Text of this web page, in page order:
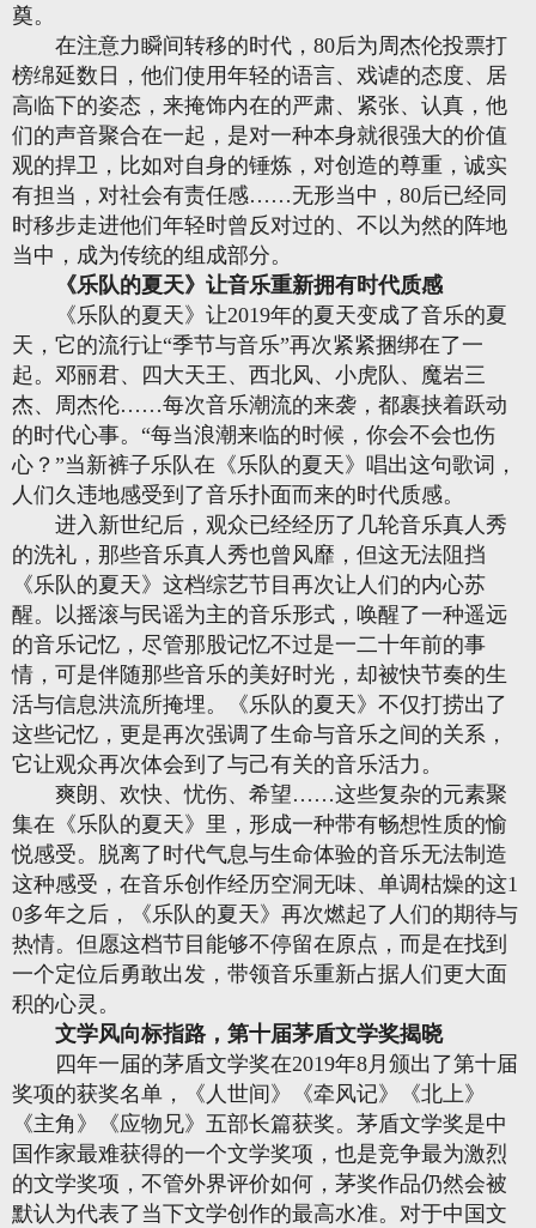
奠。
在注意力瞬间转移的时代，80后为周杰伦投票打
榜绵延数日，他们使用年轻的语言、戏谑的态度、居
高临下的姿态，来掩饰内在的严肃、紧张、认真，他
们的声音聚合在一起，是对一种本身就很强大的价值
观的捍卫，比如对自身的锤炼，对创造的尊重，诚实
有担当，对社会有责任感……无形当中，80后已经同
时移步走进他们年轻时曾反对过的、不以为然的阵地
当中，成为传统的组成部分。
《乐队的夏天》让音乐重新拥有时代质感
《乐队的夏天》让2019年的夏天变成了音乐的夏
天，它的流行让“季节与音乐”再次紧紧捆绑在了一
起。邓丽君、四大天王、西北风、小虎队、魔岩三
杰、周杰伦……每次音乐潮流的来袭，都裹挟着跃动
的时代心事。“每当浪潮来临的时候，你会不会也伤
心？”当新裤子乐队在《乐队的夏天》唱出这句歌词，
人们久违地感受到了音乐扑面而来的时代质感。
进入新世纪后，观众已经经历了几轮音乐真人秀
的洗礼，那些音乐真人秀也曾风靡，但这无法阻挡
《乐队的夏天》这档综艺节目再次让人们的内心苏
醒。以摇滚与民谣为主的音乐形式，唤醒了一种遥远
的音乐记忆，尽管那股记忆不过是一二十年前的事
情，可是伴随那些音乐的美好时光，却被快节奏的生
活与信息洪流所掩埋。《乐队的夏天》不仅打捞出了
这些记忆，更是再次强调了生命与音乐之间的关系，
它让观众再次体会到了与己有关的音乐活力。
爽朗、欢快、忧伤、希望……这些复杂的元素聚
集在《乐队的夏天》里，形成一种带有畅想性质的愉
悦感受。脱离了时代气息与生命体验的音乐无法制造
这种感受，在音乐创作经历空洞无味、单调枯燥的这1
0多年之后，《乐队的夏天》再次燃起了人们的期待与
热情。但愿这档节目能够不停留在原点，而是在找到
一个定位后勇敢出发，带领音乐重新占据人们更大面
积的心灵。
文学风向标指路，第十届茅盾文学奖揭晓
四年一届的茅盾文学奖在2019年8月颁出了第十届
奖项的获奖名单，《人世间》《牵风记》《北上》
《主角》《应物兄》五部长篇获奖。茅盾文学奖是中
国作家最难获得的一个文学奖项，也是竞争最为激烈
的文学奖项，不管外界评价如何，茅奖作品仍然会被
默认为代表了当下文学创作的最高水准。对于中国文